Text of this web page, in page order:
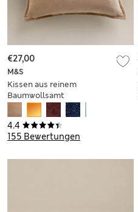
4.4
155 Bewertungen
M&S
Kissen aus reinem
Baumwollsamt
€27,00